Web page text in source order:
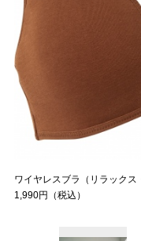
ワイヤレスブラ（リラックス
1,990円（税込）